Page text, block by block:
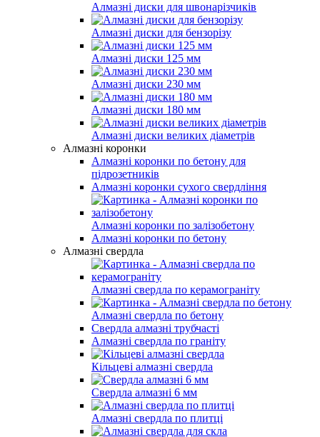
Алмазні диски для швонарізчиків
Алмазні диски для бензорізу
Алмазні диски 125 мм
Алмазні диски 230 мм
Алмазні диски 180 мм
Алмазні диски великих діаметрів
Алмазні коронки
Алмазні коронки по бетону для
підрозетників
Алмазні коронки сухого свердління
Алмазні коронки по залізобетону
Алмазні коронки по бетону
Алмазні свердла
Алмазні свердла по керамограніту
Алмазні свердла по бетону
Свердла алмазні трубчасті
Алмазні свердла по граніту
Кільцеві алмазні свердла
Свердла алмазні 6 мм
Алмазні свердла по плитці